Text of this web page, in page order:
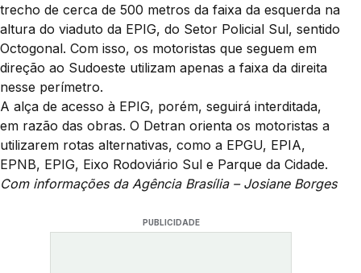
trecho de cerca de 500 metros da faixa da esquerda na
altura do viaduto da EPIG, do Setor Policial Sul, sentido
Octogonal. Com isso, os motoristas que seguem em
direção ao Sudoeste utilizam apenas a faixa da direita
nesse perímetro.
A alça de acesso à EPIG, porém, seguirá interditada,
em razão das obras. O Detran orienta os motoristas a
utilizarem rotas alternativas, como a EPGU, EPIA,
EPNB, EPIG, Eixo Rodoviário Sul e Parque da Cidade.
Com informações da Agência Brasília – Josiane Borges
PUBLICIDADE